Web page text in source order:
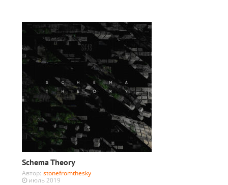
Schema Theory
Автор:stonefromthesky
июль 2019